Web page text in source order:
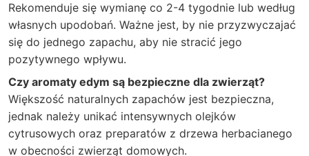
Rekomenduje się wymianę co 2-4 tygodnie lub według
własnych upodobań. Ważne jest, by nie przyzwyczajać
się do jednego zapachu, aby nie stracić jego
pozytywnego wpływu.
Czy aromaty edym są bezpieczne dla zwierząt?
Większość naturalnych zapachów jest bezpieczna,
jednak należy unikać intensywnych olejków
cytrusowych oraz preparatów z drzewa herbacianego
w obecności zwierząt domowych.